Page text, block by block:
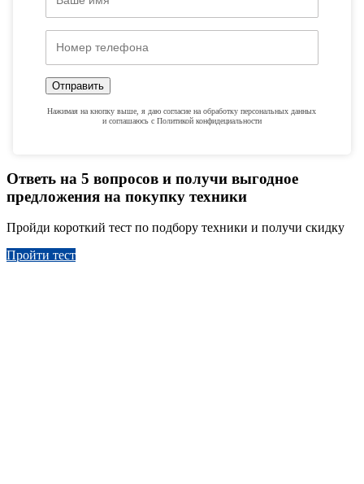
Максимальная ширина
раздвигания аутригеров
Способ токопровода
Способ управления Гидравлический
сторон
Отправить
Нажимая на кнопку выше, я даю согласие на обработку персональных данных
и соглашаюсь с Политикой конфидециальности
Ответь на 5 вопросов и получи выгодное
предложения на покупку техники
Пройди короткий тест по подбору техники и получи скидку
Пройти тест